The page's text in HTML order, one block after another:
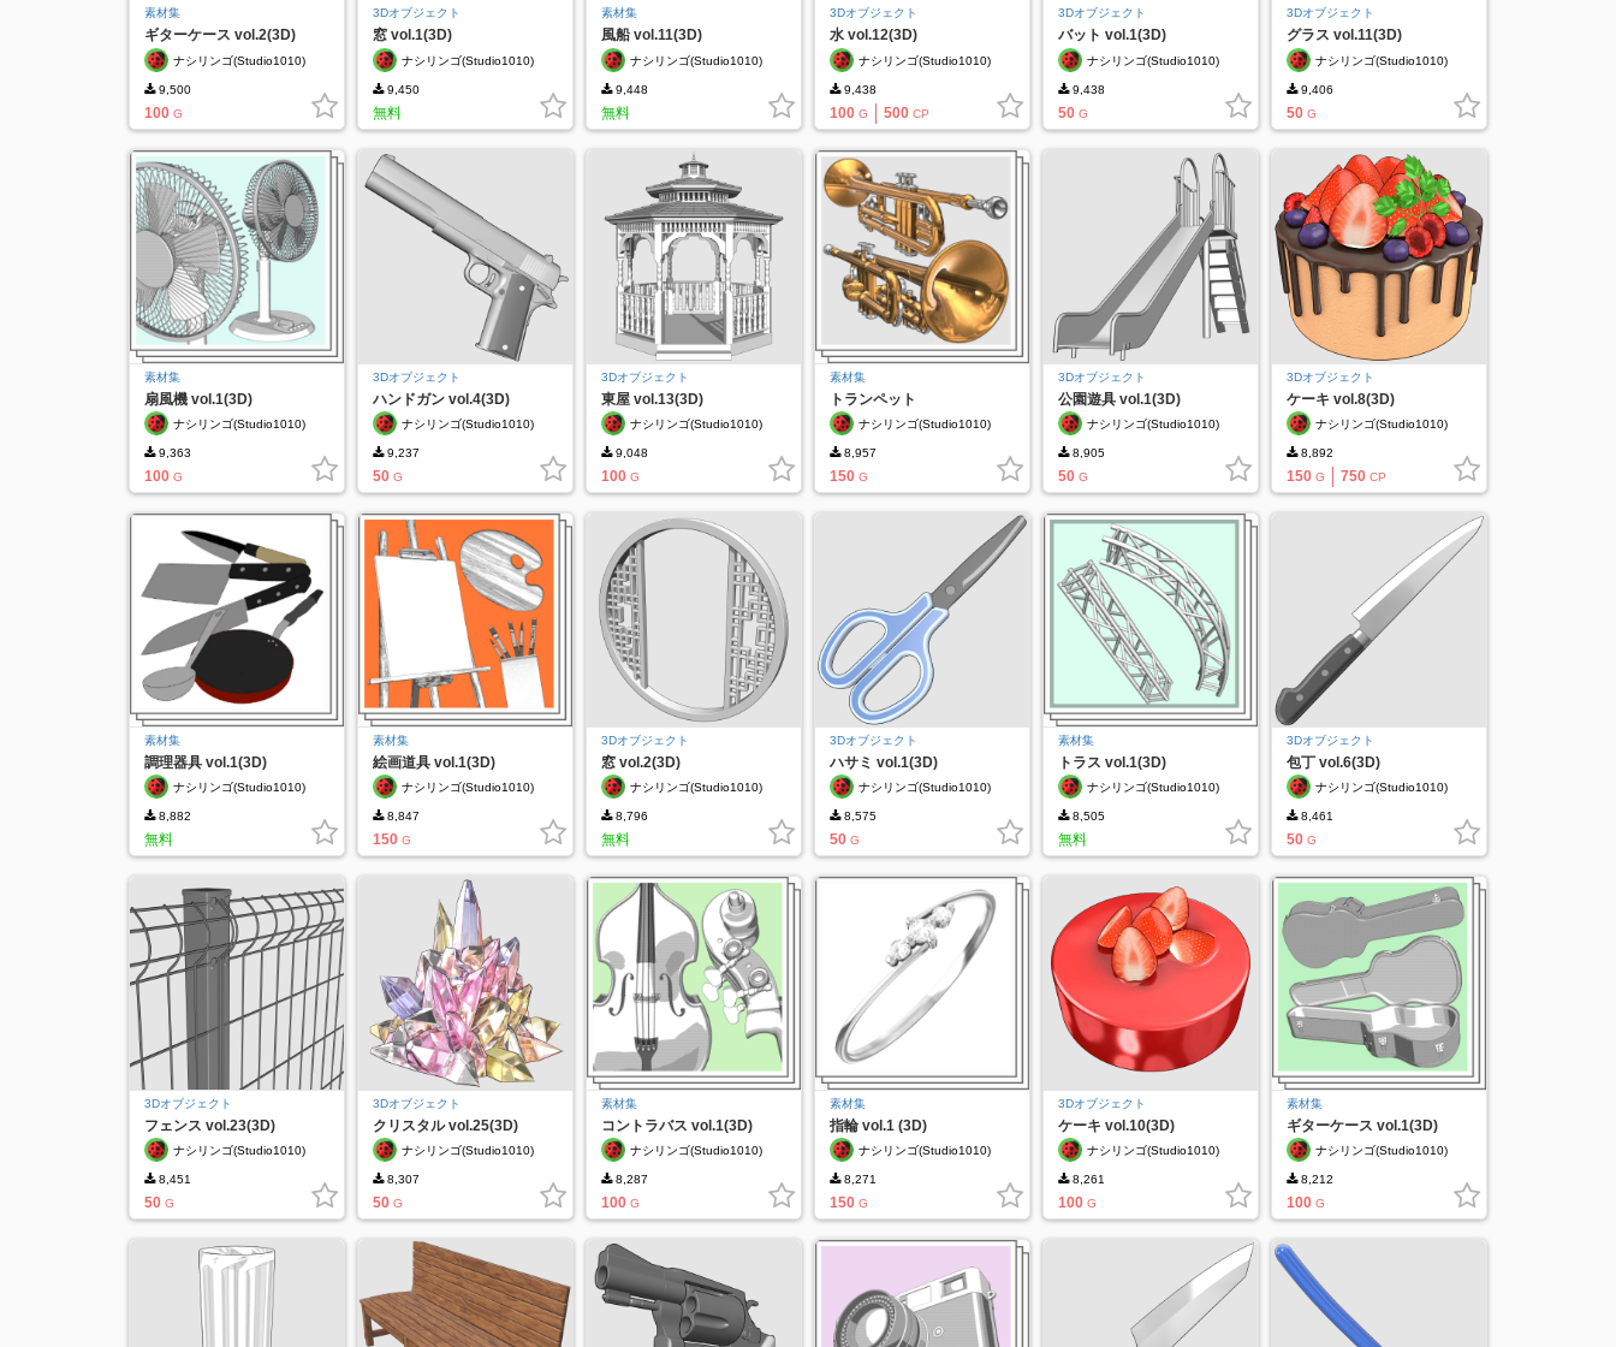
素材集
ギターケース vol.2(3D)
ナシリンゴ(Studio1010)
9,500
100 G
3Dオブジェクト
窓 vol.1(3D)
ナシリンゴ(Studio1010)
9,450
無料
素材集
風船 vol.11(3D)
ナシリンゴ(Studio1010)
9,448
無料
3Dオブジェクト
水 vol.12(3D)
ナシリンゴ(Studio1010)
9,438
100 G 500 CP
3Dオブジェクト
バット vol.1(3D)
ナシリンゴ(Studio1010)
9,438
50 G
3Dオブジェクト
グラス vol.11(3D)
ナシリンゴ(Studio1010)
9,406
50 G
素材集
扇風機 vol.1(3D)
ナシリンゴ(Studio1010)
9,363
100 G
3Dオブジェクト
ハンドガン vol.4(3D)
ナシリンゴ(Studio1010)
9,237
50 G
3Dオブジェクト
東屋 vol.13(3D)
ナシリンゴ(Studio1010)
9,048
100 G
素材集
トランペット
vol.1(3D/pose)
ナシリンゴ(Studio1010)
8,957
150 G
3Dオブジェクト
公園遊具 vol.1(3D)
ナシリンゴ(Studio1010)
8,905
50 G
3Dオブジェクト
ケーキ vol.8(3D)
ナシリンゴ(Studio1010)
8,892
150 G 750 CP
素材集
調理器具 vol.1(3D)
ナシリンゴ(Studio1010)
8,882
無料
素材集
絵画道具 vol.1(3D)
ナシリンゴ(Studio1010)
8,847
150 G
3Dオブジェクト
窓 vol.2(3D)
ナシリンゴ(Studio1010)
8,796
無料
3Dオブジェクト
ハサミ vol.1(3D)
ナシリンゴ(Studio1010)
8,575
50 G
素材集
トラス vol.1(3D)
ナシリンゴ(Studio1010)
8,505
無料
3Dオブジェクト
包丁 vol.6(3D)
ナシリンゴ(Studio1010)
8,461
50 G
3Dオブジェクト
フェンス vol.23(3D)
ナシリンゴ(Studio1010)
8,451
50 G
3Dオブジェクト
クリスタル vol.25(3D)
ナシリンゴ(Studio1010)
8,307
50 G
素材集
コントラバス vol.1(3D)
ナシリンゴ(Studio1010)
8,287
100 G
素材集
指輪 vol.1 (3D)
ナシリンゴ(Studio1010)
8,271
150 G
3Dオブジェクト
ケーキ vol.10(3D)
ナシリンゴ(Studio1010)
8,261
100 G
素材集
ギターケース vol.1(3D)
ナシリンゴ(Studio1010)
8,212
100 G